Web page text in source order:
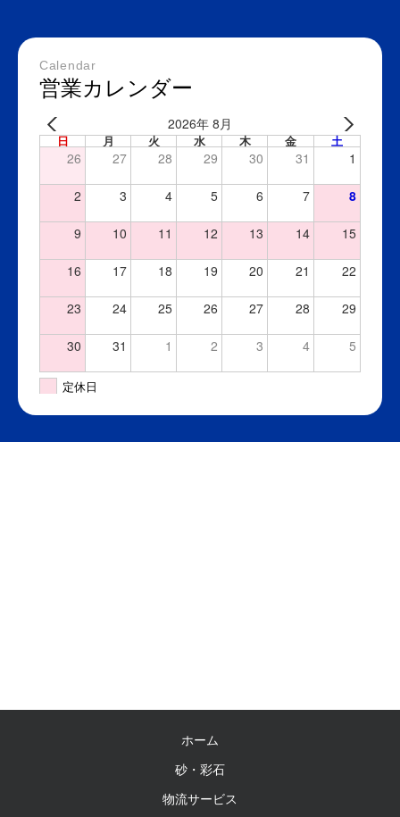
Calendar
営業カレンダー
2026年 8月
日 月 火 水 木 金 土
26 27 28 29 30 31 1
2 3 4 5 6 7 8
9 10 11 12 13 14 15
16 17 18 19 20 21 22
23 24 25 26 27 28 29
30 31 1 2 3 4 5
定休日
ホーム
砂・彩石
物流サービス